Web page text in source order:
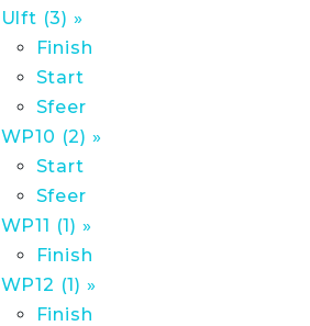
Ulft (3) »
Finish
Start
Sfeer
WP10 (2) »
Start
Sfeer
WP11 (1) »
Finish
WP12 (1) »
Finish